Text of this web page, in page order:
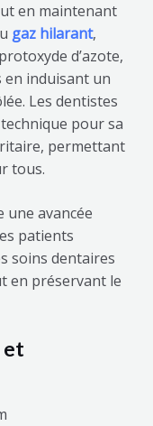
en maintenant
gaz hilarant,
d’azote,
en induisant un
Les dentistes
pour sa
permettant
tous.
une avancée
patients
soins dentaires
en préservant le
et